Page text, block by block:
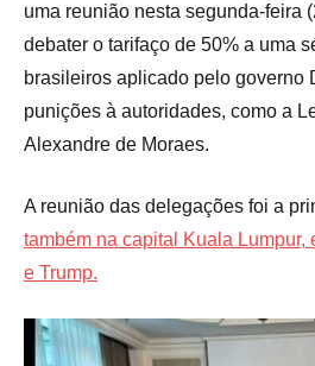
uma reunião nesta segunda-feira
debater o tarifaço de 50% a uma
brasileiros aplicado pelo governo
punições à autoridades, como a
Alexandre de Moraes.
A reunião das delegações foi a
também na capital Kuala Lumpur,
e Trump.